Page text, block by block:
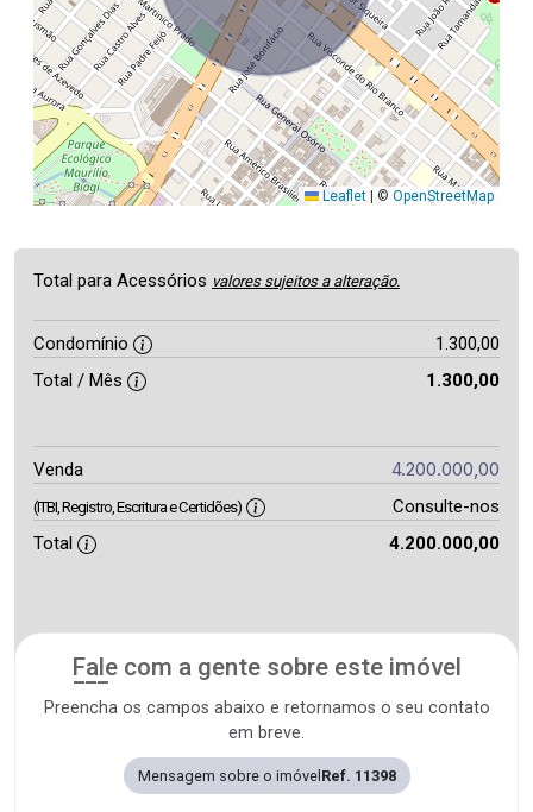
Leaflet © OpenStreetMap
Total para Acessórios valores sujeitos a alteração.
Condomínio
1.300,00
Total / Mês
1.300,00
Venda 4.200.000,00
(ITBI, Registro, Escritura e Certidões)
Consulte-nos
Total
4.200.000,00
Fale com a gente sobre este imóvel
Preencha os campos abaixo e retornamos o seu contato
em breve.
Mensagem sobre o imóvel Ref. 11398